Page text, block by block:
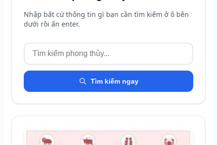
Nhập bất cứ thông tin gì bạn cần tìm kiếm ở ô bên
dưới rồi ấn enter.
Tìm kiếm ngay